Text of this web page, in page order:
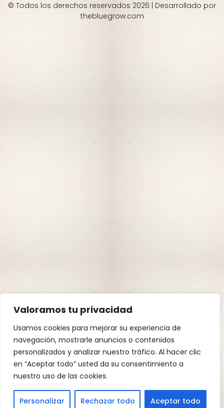
Valoramos tu privacidad
Usamos cookies para mejorar su experiencia de
navegación, mostrarle anuncios o contenidos
personalizados y analizar nuestro tráfico. Al hacer clic
en “Aceptar todo” usted da su consentimiento a
nuestro uso de las cookies.
Personalizar Rechazar todo Aceptar todo
© Todos los derechos reservados 2026 | Desarrollado por
thebluegrow.com